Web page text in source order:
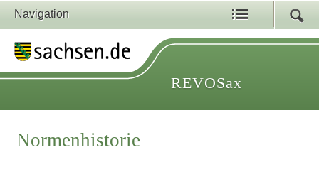
Navigation
REVOSax
Normenhistorie